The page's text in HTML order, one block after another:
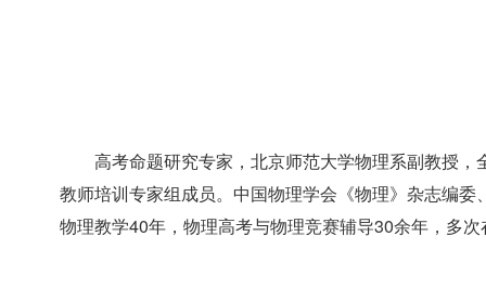
高考命题研究专家，北京师范大学物理系副教授
教师培训专家组成员。中国物理学会《物理》杂志编
物理教学40年，物理高考与物理竞赛辅导30余年，多